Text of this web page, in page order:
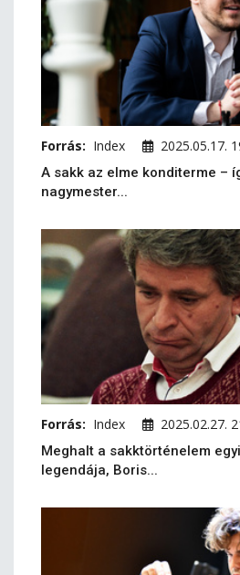
Forrás: Index 2025.05.17.
A sakk az elme konditerme –
nagymester...
Forrás: Index 2025.02.27.
Meghalt a sakktörténelem
legendája, Boris...